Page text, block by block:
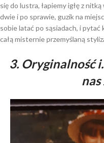
się do lustra, łapiemy igłę z
dwie i po sprawie, guzik na
sobie latać po sąsiadach, i pytać
całą misternie przemyślaną
3. Oryginalność
nas